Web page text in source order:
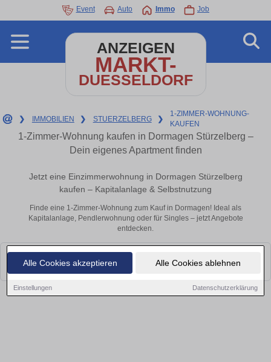
Alle Cookies akzeptieren Alle Cookies ablehnen
Einstellungen Datenschutzerklärung
Event Auto Immo Job
ANZEIGEN
MARKT-
DUESSELDORF
❯ IMMOBILIEN ❯ STUERZELBERG ❯
1-ZIMMER-WOHNUNG-
KAUFEN
1-Zimmer-Wohnung kaufen in Dormagen Stürzelberg –
Dein eigenes Apartment finden
Jetzt eine Einzimmerwohnung in Dormagen Stürzelberg
kaufen – Kapitalanlage & Selbstnutzung
Finde eine 1-Zimmer-Wohnung zum Kauf in Dormagen! Ideal als
Kapitalanlage, Pendlerwohnung oder für Singles – jetzt Angebote
entdecken.
Leider konnten wir derzeit keine passenden Objekte finden. Schauen Sie
bald wieder vorbei!